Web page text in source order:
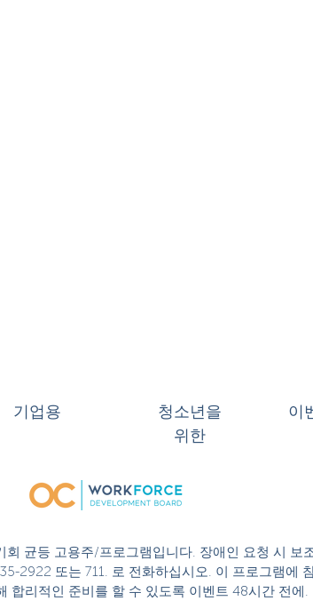
기업용
청소년을
위한
이
균등 고용주/프로그램입니다. 장애인 요청 시 보
2922 또는 711. 로 전화하십시오. 이 프로그램에
합리적인 준비를 할 수 있도록 이벤트 48시간 전에.